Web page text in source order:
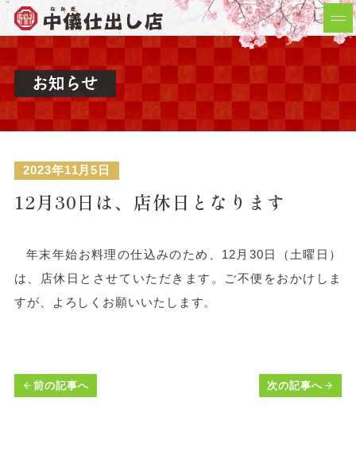
2023年11月5日
12月30日は、店休日となります
年末年始お料理の仕込みのため、12月30日（土曜日）
は、店休日とさせていただきます。ご不便をおかけしま
すが、よろしくお願いいたします。
arrow_back 前の記事へ 次の記事へ arrow_forward